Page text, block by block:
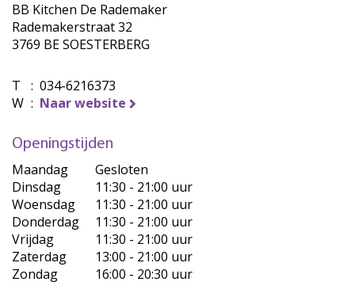
BB Kitchen De Rademaker
Rademakerstraat 32
3769 BE SOESTERBERG
T : 034-6216373
W : Naar website
Openingstijden
Maandag
Gesloten
Dinsdag
11:30 - 21:00 uur
Woensdag
11:30 - 21:00 uur
Donderdag
11:30 - 21:00 uur
Vrijdag
11:30 - 21:00 uur
Zaterdag
13:00 - 21:00 uur
Zondag
16:00 - 20:30 uur